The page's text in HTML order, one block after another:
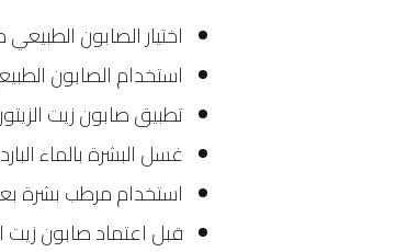
اختيار الصابون
استخدام الصابون
تطبيق صابون زيت
غسل البشرة بالماء
استخدام مرطب بشرة
قبل اعتماد صابون زيت